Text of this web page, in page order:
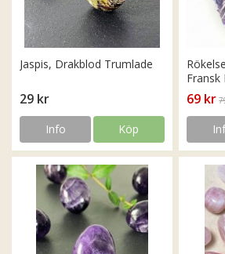
Jaspis, Drakblod Trumlade
29 kr
Info Köp
Fransk
69 kr